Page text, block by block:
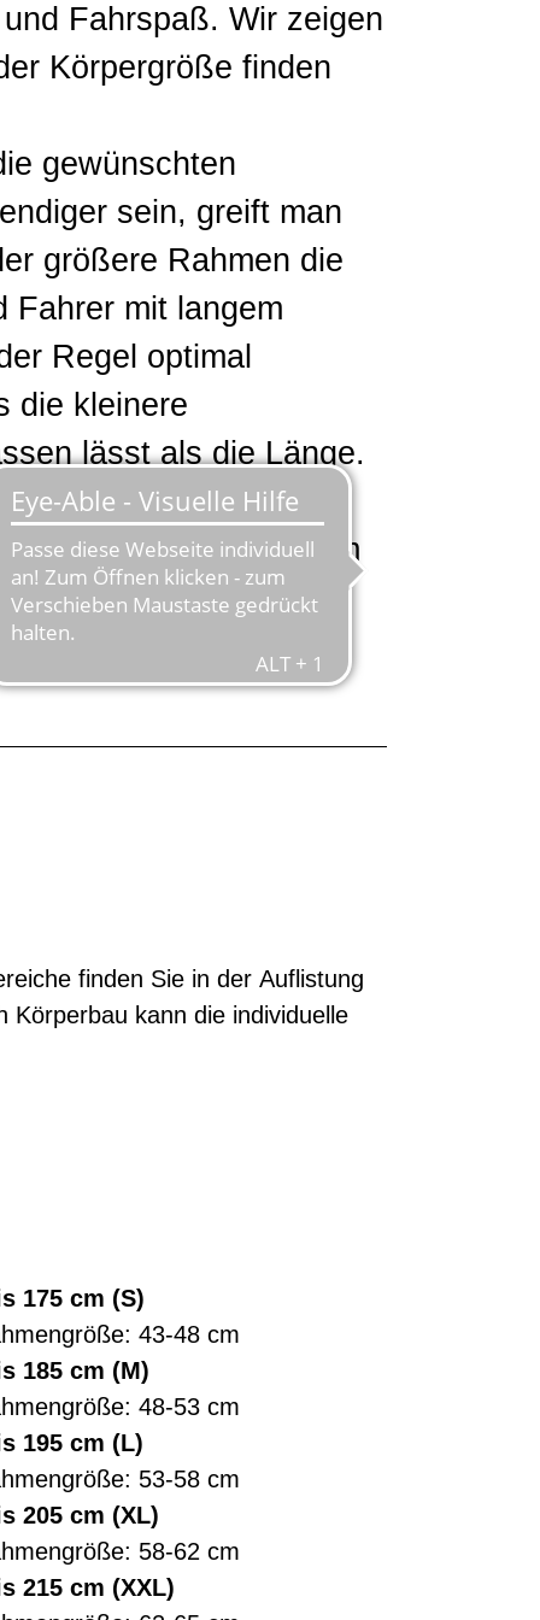
Fahrspaß. Wir zeigen
Körpergröße finden
gewünschten
sein, greift man
größere Rahmen die
Fahrer mit langem
Regel optimal
die kleinere
lässt als die Länge.
zwei
stark von der Norm
können Sie
finden Sie in der Auflistung
Körperbau kann die individuelle
175 cm (S)
43-48 cm
185 cm (M)
48-53 cm
195 cm (L)
53-58 cm
205 cm (XL)
58-62 cm
215 cm (XXL)